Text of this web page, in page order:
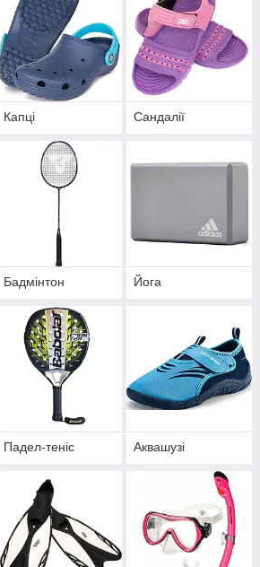
Капці Сандалії
Бадмінтон Йога
Падел-теніс Аквашузі